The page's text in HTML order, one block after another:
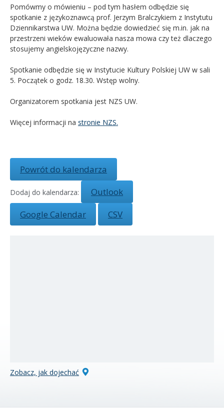
Kandydat
Absolwent
Pomówmy o mówieniu – pod tym hasłem odbędzie się
spotkanie z językoznawcą prof. Jerzym Bralczykiem z Instytutu
Dziennikarstwa UW. Można będzie dowiedzieć się m.in. jak na
przestrzeni wieków ewaluowała nasza mowa czy też dlaczego
stosujemy angielskojęzyczne nazwy.
Spotkanie odbędzie się w Instytucie Kultury Polskiej UW w sali
5. Początek o godz. 18.30. Wstęp wolny.
Organizatorem spotkania jest NZS UW.
Więcej informacji na stronie NZS.
Powrót do kalendarza
Dodaj do kalendarza:
Outlook
Google Calendar
CSV
Zobacz, jak dojechać